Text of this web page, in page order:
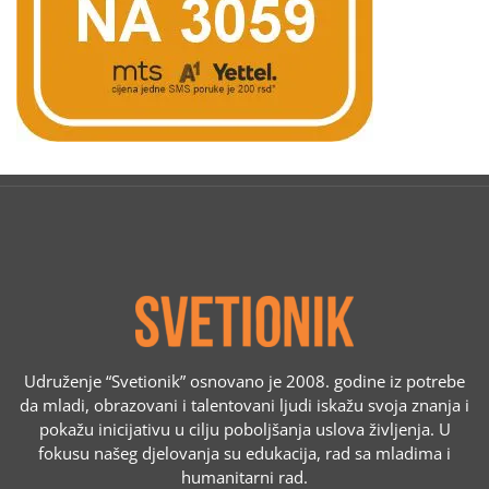
Udruženje “Svetionik” osnovano je 2008. godine iz potrebe
da mladi, obrazovani i talentovani ljudi iskažu svoja znanja i
pokažu inicijativu u cilju poboljšanja uslova življenja. U
fokusu našeg djelovanja su edukacija, rad sa mladima i
humanitarni rad.